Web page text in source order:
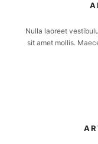
Nulla laoreet
sit amet mollis.